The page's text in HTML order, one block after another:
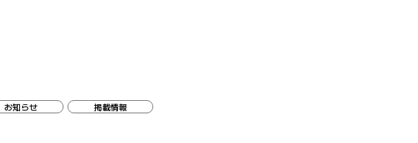
お知らせ 掲載情報